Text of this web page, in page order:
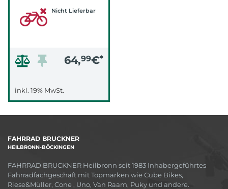
Nicht Lieferbar
64,99€*
inkl. 19% MwSt.
FAHRRAD BRUCKNER
HEILBRONN-BÖCKINGEN
FAHRRAD BRUCKNER Heilbronn seit 1983 Inhabergeführtes
Fahrradfachgeschäft mit Topmarken wie Cube Bikes,
Riese&Müller, Cone , Uno, Van Raam, Puky und andere.